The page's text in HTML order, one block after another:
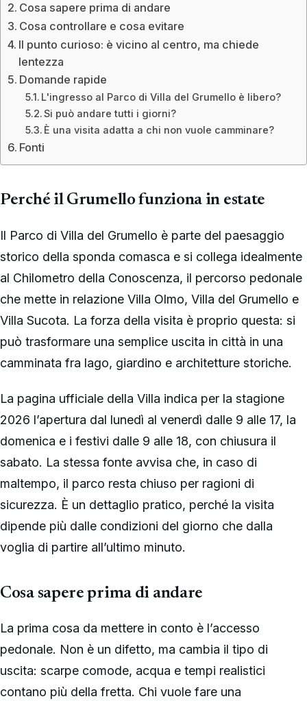
Cosa sapere prima di andare
Cosa controllare e cosa evitare
Il punto curioso: è vicino al centro, ma chiede
lentezza
Domande rapide
L'ingresso al Parco di Villa del Grumello è libero?
Si può andare tutti i giorni?
È una visita adatta a chi non vuole camminare?
Fonti
Perché il Grumello funziona in estate
Il Parco di Villa del Grumello è parte del paesaggio
storico della sponda comasca e si collega idealmente
al Chilometro della Conoscenza, il percorso pedonale
che mette in relazione Villa Olmo, Villa del Grumello e
Villa Sucota. La forza della visita è proprio questa: si
può trasformare una semplice uscita in città in una
camminata fra lago, giardino e architetture storiche.
La pagina ufficiale della Villa indica per la stagione
2026 l’apertura dal lunedì al venerdì dalle 9 alle 17, la
domenica e i festivi dalle 9 alle 18, con chiusura il
sabato. La stessa fonte avvisa che, in caso di
maltempo, il parco resta chiuso per ragioni di
sicurezza. È un dettaglio pratico, perché la visita
dipende più dalle condizioni del giorno che dalla
voglia di partire all’ultimo minuto.
Cosa sapere prima di andare
La prima cosa da mettere in conto è l’accesso
pedonale. Non è un difetto, ma cambia il tipo di
uscita: scarpe comode, acqua e tempi realistici
contano più della fretta. Chi vuole fare una